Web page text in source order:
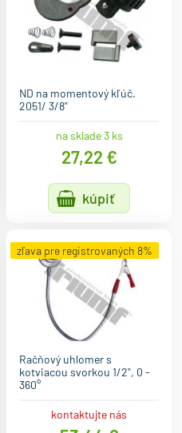
ND na momentový kľúč.
2051/ 3/8"
na sklade 3 ks
27,22 €
kúpiť
zľava pre registrovaných 8%
Račňový uhlomer s
kotviacou svorkou 1/2", 0 -
360°
kontaktujte nás